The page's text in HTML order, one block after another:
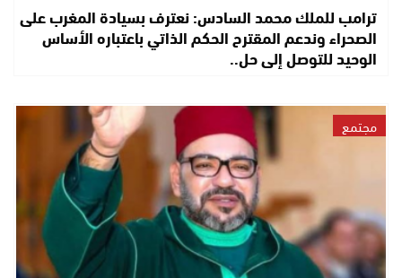
ترامب للملك محمد السادس: نعترف بسيادة المغرب على
الصحراء وندعم المقترح الحكم الذاتي باعتباره الأساس
الوحيد للتوصل إلى حل..
مجتمع